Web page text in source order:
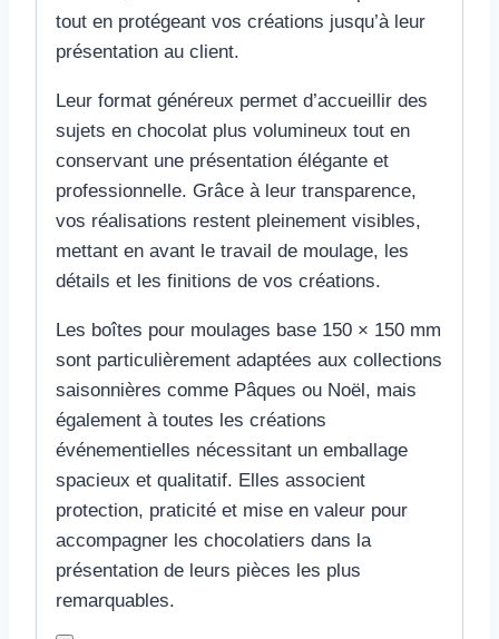
tout en protégeant vos créations jusqu’à leur
présentation au client.
Leur format généreux permet d’accueillir des
sujets en chocolat plus volumineux tout en
conservant une présentation élégante et
professionnelle. Grâce à leur transparence,
vos réalisations restent pleinement visibles,
mettant en avant le travail de moulage, les
détails et les finitions de vos créations.
Les boîtes pour moulages base 150 × 150 mm
sont particulièrement adaptées aux collections
saisonnières comme Pâques ou Noël, mais
également à toutes les créations
événementielles nécessitant un emballage
spacieux et qualitatif. Elles associent
protection, praticité et mise en valeur pour
accompagner les chocolatiers dans la
présentation de leurs pièces les plus
remarquables.